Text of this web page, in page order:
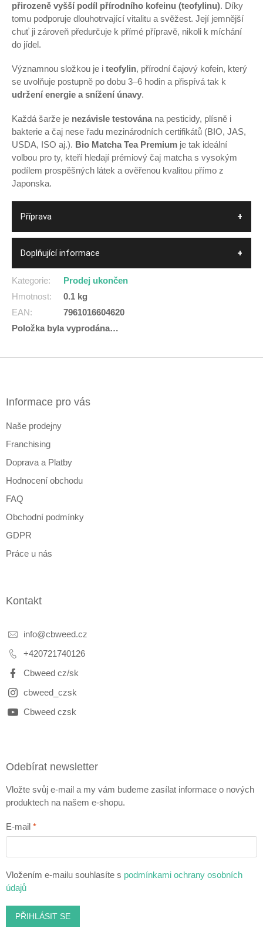
přirozeně vyšší podíl přírodního kofeinu (teofylinu). Díky
tomu podporuje dlouhotrvající vitalitu a svěžest. Její jemnější
chuť ji zároveň předurčuje k přímé přípravě, nikoli k míchání
do jídel.
Významnou složkou je i teofylin, přírodní čajový kofein, který
se uvolňuje postupně po dobu 3–6 hodin a přispívá tak k
udržení energie a snížení únavy.
Každá šarže je nezávisle testována na pesticidy, plísně i
bakterie a čaj nese řadu mezinárodních certifikátů (BIO, JAS,
USDA, ISO aj.). Bio Matcha Tea Premium je tak ideální
volbou pro ty, kteří hledají prémiový čaj matcha s vysokým
podílem prospěšných látek a ověřenou kvalitou přímo z
Japonska.
Příprava
Doplňující informace
Kategorie:
Prodej ukončen
Hmotnost:
0.1 kg
EAN:
7961016604620
Položka byla vyprodána…
Informace pro vás
Naše prodejny
Franchising
Doprava a Platby
Hodnocení obchodu
FAQ
Obchodní podmínky
GDPR
Práce u nás
Kontakt
info@cbweed.cz
+420721740126
Cbweed cz/sk
cbweed_czsk
Cbweed czsk
Odebírat newsletter
Vložte svůj e-mail a my vám budeme zasílat informace o nových
produktech na našem e-shopu.
E-mail
Vložením e-mailu souhlasíte s podmínkami ochrany osobních
údajů
PŘIHLÁSIT SE